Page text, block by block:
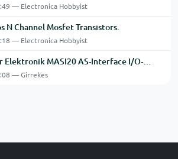
— Electronica Hobbyist
N Channel Mosfet Transistors.
— Electronica Hobbyist
AS-i bus Murr Elektronik MASI20 AS-Interface I/O-module 56440
— Girrekes